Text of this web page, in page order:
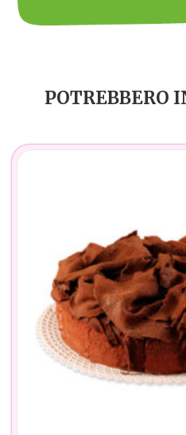
POTREBBERO